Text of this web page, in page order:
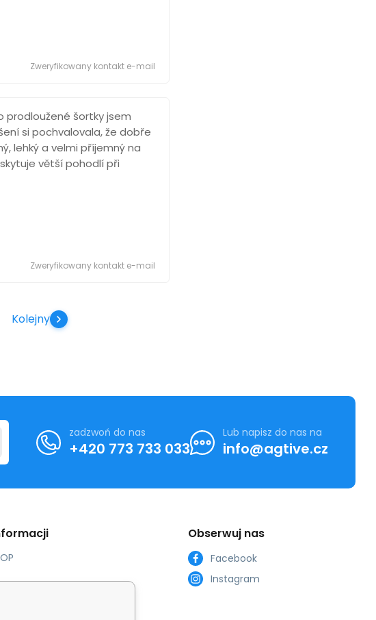
Zweryfikowany kontakt e-mail
šortky jsem
si pochvalovala, že dobře
lehký a velmi příjemný na
větší pohodlí při
Zweryfikowany kontakt e-mail
Kolejny
zadzwoń do nas
+420 773 733 033
Lub napisz do nas na
info@agtive.cz
Obserwuj nas
Facebook
Instagram